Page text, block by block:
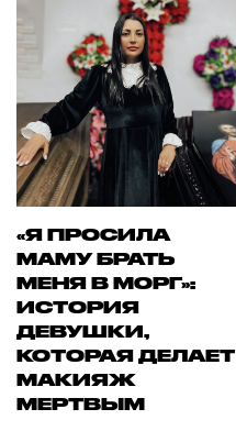
«Я ПРОСИЛА
МАМУ БРАТЬ
МЕНЯ В МОРГ»:
ИСТОРИЯ
ДЕВУШКИ,
КОТОРАЯ ДЕЛАЕТ
МАКИЯЖ
МЕРТВЫМ